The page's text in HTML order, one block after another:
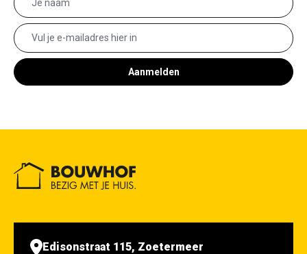
Aanmelden
Edisonstraat 115, Zoetermeer